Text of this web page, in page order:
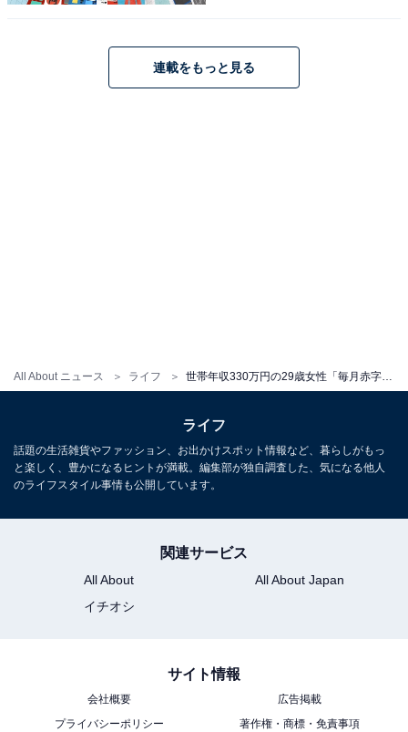
All About ニュース ライフ
連載をもっと見る
ライフ
話題の生活雑貨やファッション、お出かけスポット情報など、暮らしがもっ
と楽しく、豊かになるヒントが満載。編集部が独自調査した、気になる他人
のライフスタイル事情も公開しています。
関連サービス
All About
All About Japan
イチオシ
サイト情報
会社概要
広告掲載
プライバシーポリシー
著作権・商標・免責事項